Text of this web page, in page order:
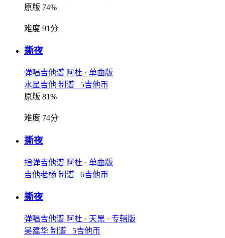
原版 74%
难度 91分
撕夜
弹唱吉他谱 阿杜 · 单曲版
水星吉他 制谱 5吉他币
原版 81%
难度 74分
撕夜
指弹吉他谱 阿杜 · 单曲版
吉他老杨 制谱 6吉他币
撕夜
弹唱吉他谱 阿杜 · 天黑 · 专辑版
吴建华 制谱 5吉他币